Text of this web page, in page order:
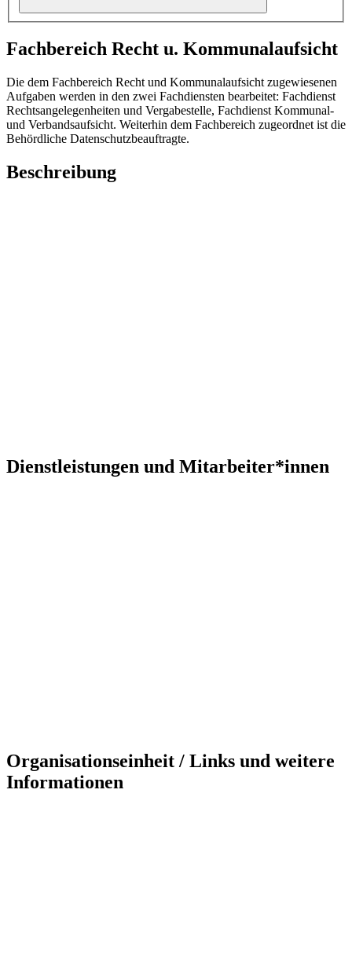
Fachbereich Recht u. Kommunalaufsicht
Die dem Fachbereich Recht und Kommunalaufsicht zugewiesenen
Aufgaben werden in den zwei Fachdiensten bearbeitet: Fachdienst
Rechtsangelegenheiten und Vergabestelle, Fachdienst Kommunal-
und Verbandsaufsicht. Weiterhin dem Fachbereich zugeordnet ist die
Behördliche Datenschutzbeauftragte.
Beschreibung
Dienstleistungen und Mitarbeiter*innen
Organisationseinheit / Links und weitere
Informationen